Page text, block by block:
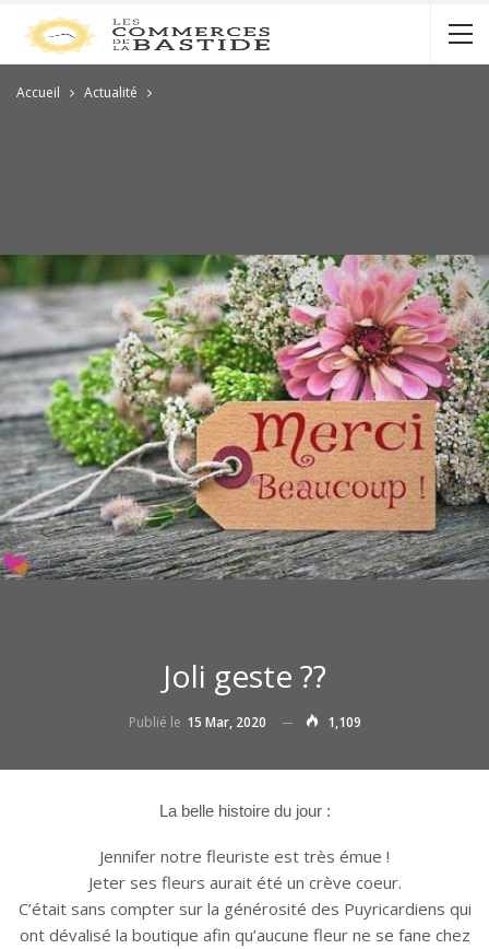
Accueil Actualité
Joli geste ??
Publié le 15 Mar, 2020 1,109
La belle histoire du jour :
Jennifer notre fleuriste est très émue !
Jeter ses fleurs aurait été un crève coeur.
C’était sans compter sur la générosité des Puyricardiens qui
ont dévalisé la boutique afin qu’aucune fleur ne se fane chez